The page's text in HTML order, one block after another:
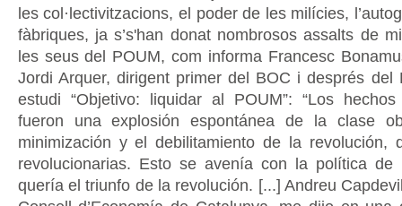
les col·lectivitzacions, el poder de les milícies,
fàbriques, ja s’s'han donat nombrosos assalts de
les seus del POUM, com informa Francesc
Jordi Arquer, dirigent primer del BOC i després del
estudi “Objetivo: liquidar al POUM”: “Los
fueron una explosión espontánea de la clase
minimización y el debilitamiento de la revolución,
revolucionarias. Esto se avenía con la política
quería el triunfo de la revolución. [...] Andreu